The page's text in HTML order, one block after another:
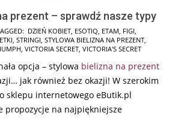
prezent – sprawdź nasze typy
DZIEŃ KOBIET, ESOTIQ, ETAM, FIGI,
, STRINGI, STYLOWA BIELIZNA NA PREZENT,
, VICTORIA SECRET, VICTORIA'S SECRET
opcja – stylowa bielizna na prezent
jak również bez okazji! W szerokim
sklepu internetowego eButik.pl
propozycje na najpiękniejsze